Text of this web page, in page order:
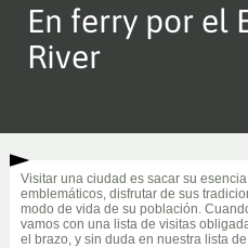
En ferry por el
River
Visitar una ciudad es sacar su
emblemáticos, disfrutar de sus
modo de vida de su población.
vamos con una lista de visitas
el brazo, y sin duda en nuestra lista